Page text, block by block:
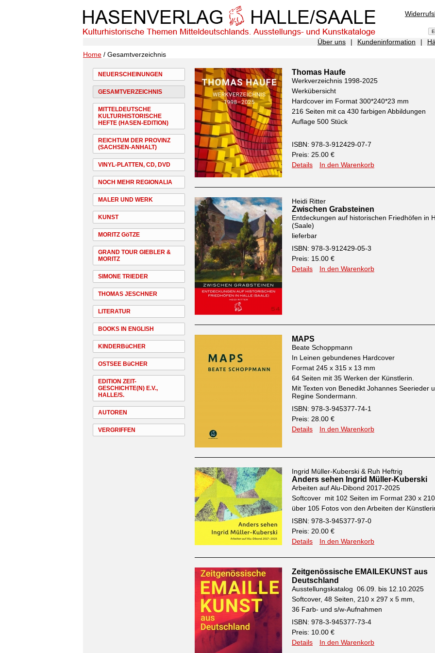
Über uns | Kundeninformation |
Home / Gesamtverzeichnis
NEUERSCHEINUNGEN
GESAMTVERZEICHNIS
MITTELDEUTSCHE
KULTURHISTORISCHE
HEFTE (HASEN-EDITION)
REICHTUM DER PROVINZ
(SACHSEN-ANHALT)
VINYL-PLATTEN, CD, DVD
NOCH MEHR REGIONALIA
MALER UND WERK
KUNST
MORITZ GöTZE
GRAND TOUR GIEBLER &
MORITZ
SIMONE TRIEDER
THOMAS JESCHNER
LITERATUR
BOOKS IN ENGLISH
KINDERBüCHER
OSTSEE BüCHER
EDITION ZEIT-
GESCHICHTE(N) E.V.,
HALLE/S.
AUTOREN
VERGRIFFEN
Thomas Haufe
Werkverzeichnis 1998-2025
Werkübersicht
Hardcover im Format 300*240*23 mm
216 Seiten mit ca 430 farbigen Abbildungen
Auflage 500 Stück
ISBN: 978-3-912429-07-7
Preis: 25.00 €
Details
In den Warenkorb
Heidi Ritter
Zwischen Grabsteinen
Entdeckungen auf historischen Friedhöfen in
(Saale)
lieferbar
ISBN: 978-3-912429-05-3
Preis: 15.00 €
Details
In den Warenkorb
MAPS
Beate Schoppmann
In Leinen gebundenes Hardcover
Format 245 x 315 x 13 mm
64 Seiten mit 35 Werken der Künstlerin.
Mit Texten von Benedikt Johannes Seerieder
Regine Sondermann.
ISBN: 978-3-945377-74-1
Preis: 28.00 €
Details
In den Warenkorb
Ingrid Müller-Kuberski & Ruh Heftrig
Anders sehen Ingrid Müller-Kuberski
Arbeiten auf Alu-Dibond 2017-2025
Softcover mit 102 Seiten im Format 230 x
über 105 Fotos von den Arbeiten der
ISBN: 978-3-945377-97-0
Preis: 20.00 €
Details
In den Warenkorb
Zeitgenössische EMAILEKUNST aus
Deutschland
Ausstellungskatalog 06.09. bis 12.10.2025
Softcover, 48 Seiten, 210 x 297 x 5 mm,
36 Farb- und s/w-Aufnahmen
ISBN: 978-3-945377-73-4
Preis: 10.00 €
Details
In den Warenkorb